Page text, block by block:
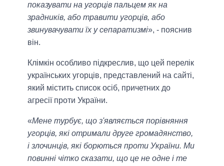
показувати на угорців пальцем як на
зрадників, або травити угорців, або
звинувачувати їх у сепаратизмі», - пояснив
він.
Клімкін особливо підкреслив, що цей перелік
українських угорців, представлений на сайті,
який містить список осіб, причетних до
агресії проти України.
«Мене турбує, що з'являється порівняння
угорців, які отримали друге громадянство,
і злочинців, які борються проти України. Ми
повинні чітко сказати, що це не одне і те